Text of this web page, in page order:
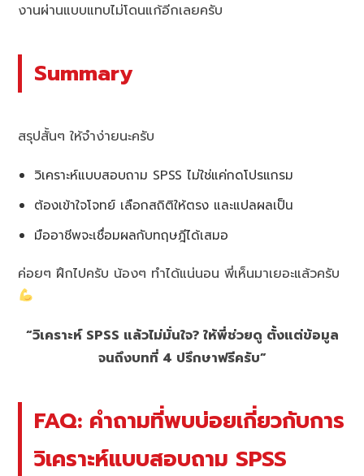
งานผ่านแบบแทบไม่โดนแก้อีกเลยครับ
Summary
สรุปสั้นๆ ให้จำง่ายนะครับ
วิเคราะห์แบบสอบถาม SPSS ไม่ใช่แค่กดโปรแกรม
ต้องเข้าใจโจทย์ เลือกสถิติให้ตรง และแปลผลเป็น
มืออาชีพจะเชื่อมผลกับทฤษฎีได้เสมอ
ค่อยๆ ฝึกไปครับ น้องๆ ทำได้แน่นอน พี่เห็นมาเยอะแล้วครับ
“วิเคราะห์ SPSS แล้วไม่มั่นใจ? ให้พี่ช่วยดู ตั้งแต่ข้อมูล
จนถึงบทที่ 4 ปรึกษาฟรีครับ”
FAQ: คำถามที่พบบ่อยเกี่ยวกับการ
วิเคราะห์แบบสอบถาม SPSS